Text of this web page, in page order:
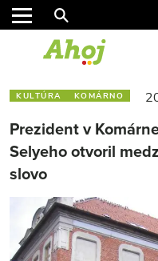
KULTÚRA KOMÁRNO
Prezident v
Selyeho otvoril
slovo